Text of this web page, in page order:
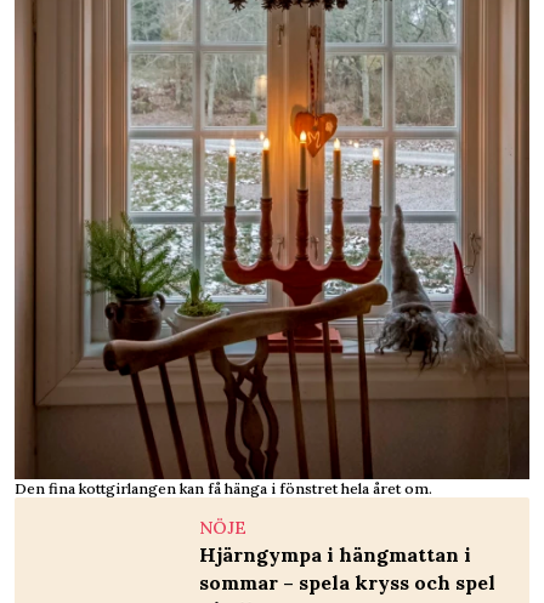
Den fina kottgirlangen kan få hänga i fönstret hela året om.
NÖJE
Hjärngympa i hängmattan i
sommar – spela kryss och spel